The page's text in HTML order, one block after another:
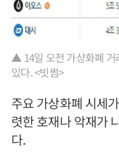
▲ 14일 오전 가상화폐 거
있다. <빗썸>
주요 가상화폐 시세
렷한 호재나 악재가
다.